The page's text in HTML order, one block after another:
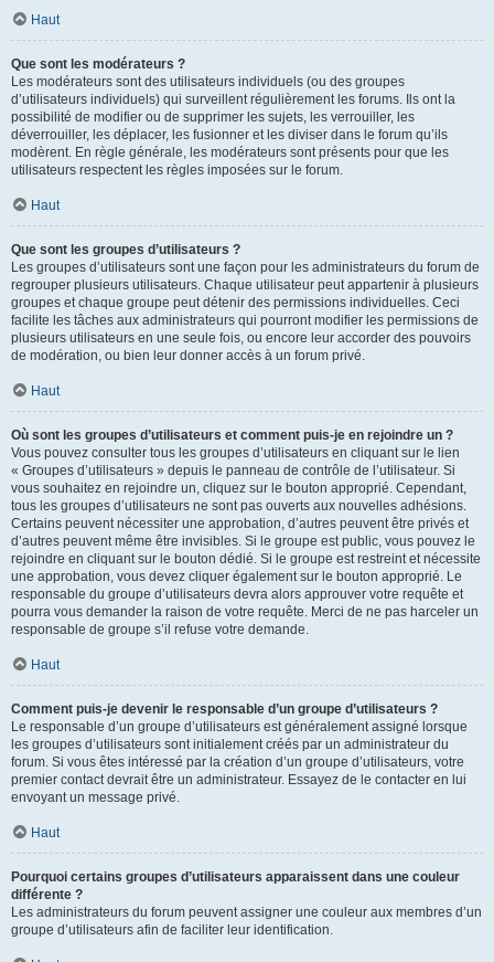
Haut
Que sont les modérateurs ?
Les modérateurs sont des utilisateurs individuels (ou des groupes
d’utilisateurs individuels) qui surveillent régulièrement les forums. Ils ont la
possibilité de modifier ou de supprimer les sujets, les verrouiller, les
déverrouiller, les déplacer, les fusionner et les diviser dans le forum qu’ils
modèrent. En règle générale, les modérateurs sont présents pour que les
utilisateurs respectent les règles imposées sur le forum.
Haut
Que sont les groupes d’utilisateurs ?
Les groupes d’utilisateurs sont une façon pour les administrateurs du forum de
regrouper plusieurs utilisateurs. Chaque utilisateur peut appartenir à plusieurs
groupes et chaque groupe peut détenir des permissions individuelles. Ceci
facilite les tâches aux administrateurs qui pourront modifier les permissions de
plusieurs utilisateurs en une seule fois, ou encore leur accorder des pouvoirs
de modération, ou bien leur donner accès à un forum privé.
Haut
Où sont les groupes d’utilisateurs et comment puis-je en rejoindre un ?
Vous pouvez consulter tous les groupes d’utilisateurs en cliquant sur le lien
« Groupes d’utilisateurs » depuis le panneau de contrôle de l’utilisateur. Si
vous souhaitez en rejoindre un, cliquez sur le bouton approprié. Cependant,
tous les groupes d’utilisateurs ne sont pas ouverts aux nouvelles adhésions.
Certains peuvent nécessiter une approbation, d’autres peuvent être privés et
d’autres peuvent même être invisibles. Si le groupe est public, vous pouvez le
rejoindre en cliquant sur le bouton dédié. Si le groupe est restreint et nécessite
une approbation, vous devez cliquer également sur le bouton approprié. Le
responsable du groupe d’utilisateurs devra alors approuver votre requête et
pourra vous demander la raison de votre requête. Merci de ne pas harceler un
responsable de groupe s’il refuse votre demande.
Haut
Comment puis-je devenir le responsable d’un groupe d’utilisateurs ?
Le responsable d’un groupe d’utilisateurs est généralement assigné lorsque
les groupes d’utilisateurs sont initialement créés par un administrateur du
forum. Si vous êtes intéressé par la création d’un groupe d’utilisateurs, votre
premier contact devrait être un administrateur. Essayez de le contacter en lui
envoyant un message privé.
Haut
Pourquoi certains groupes d’utilisateurs apparaissent dans une couleur
différente ?
Les administrateurs du forum peuvent assigner une couleur aux membres d’un
groupe d’utilisateurs afin de faciliter leur identification.